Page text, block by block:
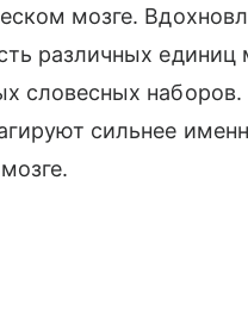
мозге.
различных единиц
словесных
сильнее